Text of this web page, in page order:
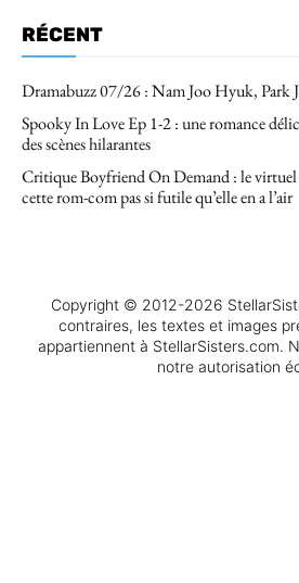
RÉCENT
Dramabuzz 07/26 : Nam Joo Hyuk, Park
Spooky In Love Ep 1-2 : une romance
des scènes hilarantes
Critique Boyfriend On Demand : le virtuel
cette rom-com pas si futile qu’elle en a l’air
Copyright © 2012-2026
contraires, les textes et images
appartiennent à StellarSisters.com.
notre autorisation